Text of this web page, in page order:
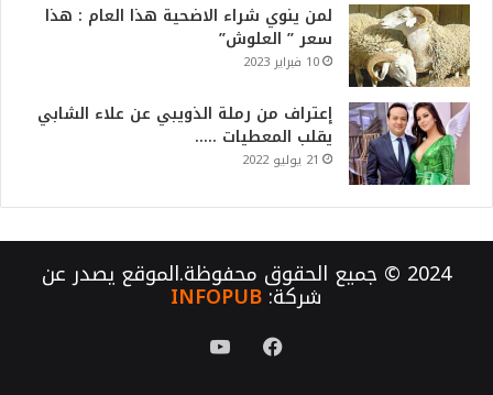
لمن ينوي شراء الاضحية هذا العام : هذا
سعر ” العلوش”
10 فبراير 2023
إعتراف من رملة الذويبي عن علاء الشابي
يقلب المعطيات …..
21 يوليو 2022
2024 © جميع الحقوق محفوظة.الموقع يصدر عن
شركة:INFOPUB
فيسبوكيوتيوب